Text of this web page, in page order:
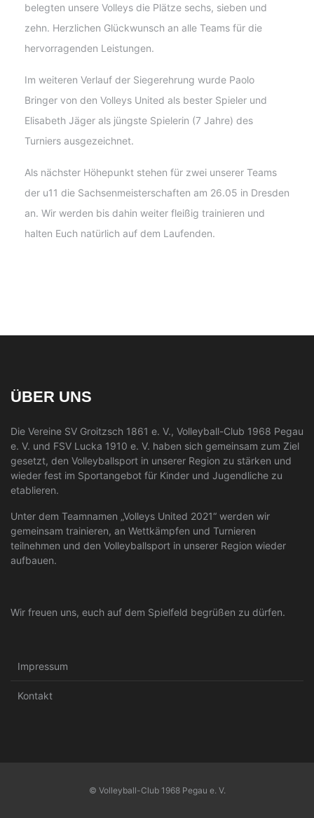
belegten unsere Volleys die Plätze sechs, sieben und
zehn. Herzlichen Glückwunsch an alle Teams für die
hervorragenden Leistungen.
Im weiteren Verlauf der Siegerehrung wurde Paolo
Bringer von den Volleys United als bester Spieler und
Elisabeth Jäger als jüngste Spielerin (7 Jahre) des
Turniers ausgezeichnet.
Als nächster Höhepunkt stehen für zwei unserer Teams
der u11 die Sachsenmeisterschaften am 26.05 in Dresden
an. Wir werden bis dahin weiter fleißig trainieren und
halten Euch natürlich auf dem Laufenden.
ÜBER UNS
Die Vereine SV Groitzsch 1861 e. V., Volleyball-Club 1968 Pegau
e. V. und FSV Lucka 1910 e. V. haben sich gemeinsam zum Ziel
gesetzt, den Volleyballsport in unserer Region zu stärken und
wieder fest im Sportangebot für Kinder und Jugendliche zu
etablieren.
Unter dem Teamnamen „Volleys United 2021“ werden wir
gemeinsam trainieren, an Wettkämpfen und Turnieren
teilnehmen und den Volleyballsport in unserer Region wieder
aufbauen.
Wir freuen uns, euch auf dem Spielfeld begrüßen zu dürfen.
Impressum
Kontakt
© Volleyball-Club 1968 Pegau e. V.